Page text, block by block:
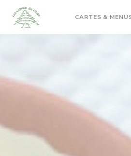
Personnalisation de vos choix en
CARTES &